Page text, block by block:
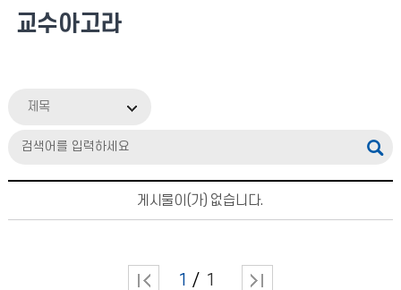
교수아고라
제목
게시물이(가) 없습니다.
1 1